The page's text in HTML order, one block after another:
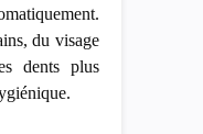
du visage
dents plus